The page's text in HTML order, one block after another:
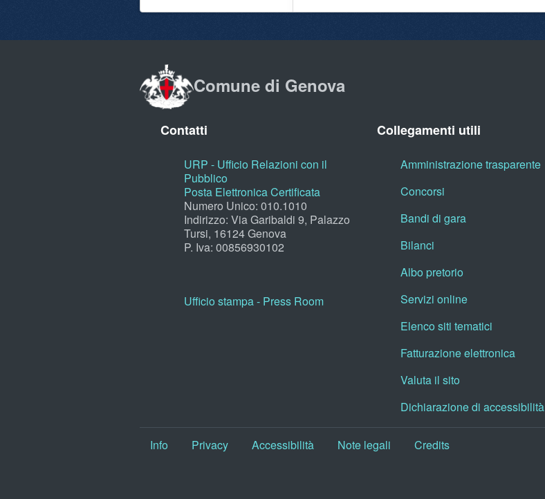
Comune di Genova
Contatti
URP - Ufficio Relazioni con il
Pubblico
Posta Elettronica Certificata
Numero Unico: 010.1010
Indirizzo: Via Garibaldi 9, Palazzo
Tursi, 16124 Genova
P. Iva: 00856930102
Ufficio stampa - Press Room
Collegamenti utili
Amministrazione trasparente
Concorsi
Bandi di gara
Bilanci
Albo pretorio
Servizi online
Elenco siti tematici
Fatturazione elettronica
Valuta il sito
Dichiarazione di accessibilità
Info Privacy Accessibilità Note legali Credits